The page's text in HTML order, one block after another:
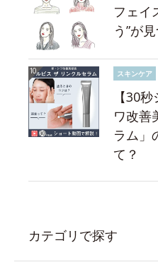
フェイ
う”が
スキンケア
【30
ワ改善
ラム」
て？
カテゴリで探す